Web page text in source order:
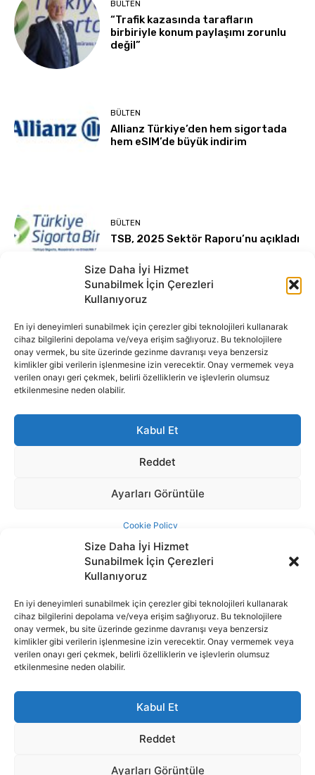
Size Daha İyi Hizmet
Sunabilmek İçin Çerezleri
Kullanıyoruz
En iyi deneyimleri sunabilmek için çerezler gibi teknolojileri kullanarak
cihaz bilgilerini depolama ve/veya erişim sağlıyoruz. Bu teknolojilere
onay vermek, bu site üzerinde gezinme davranışı veya benzersiz
kimlikler gibi verilerin işlenmesine izin verecektir. Onay vermemek veya
verilen onayı geri çekmek, belirli özelliklerin ve işlevlerin olumsuz
etkilenmesine neden olabilir.
Kabul Et
Reddet
Ayarları Görüntüle
İnternet portalımızda yer alan tüm haber metini, resim ve benzeri
içeriğin hakları Sigortamedya Yayıncılık A.Ş.'ye aittir. Hiçbir şekilde
basılı ya da elektronik bir ortamda, kaynak gösterilse bile izin
alınmadan kullanılamaz.